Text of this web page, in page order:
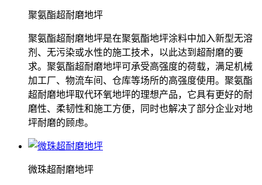
聚氨酯超耐磨地坪
聚氨酯超耐磨地坪是在聚氨酯地坪涂料中加入新型无溶
剂、无污染或水性的施工技术，以此达到超耐磨的要
求。聚氨酯超耐磨地坪可承受高强度的荷载，满足机械
加工厂、物流车间、仓库等场所的高强度使用。聚氨酯
超耐磨地坪取代环氧地坪的理想产品，它具有更好的耐
磨性、柔韧性和施工方便，同时也解决了部分企业对地
坪耐磨的顾虑。
微珠超耐磨地坪